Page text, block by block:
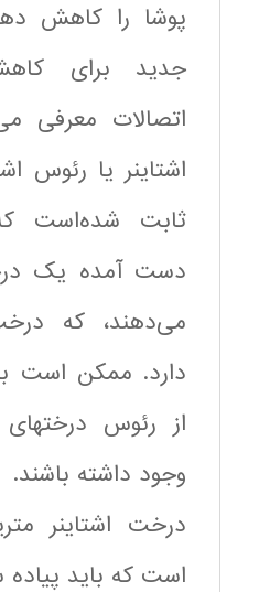
پوشا را کاهش
جدید برای
اتصالات معرفی
اشتاینر یا رئوس
ثابت شده‌است
دست آمده یک
می‌دهند، که
دارد. ممکن است
از رئوس درختهای
وجود داشته باشند.
درخت اشتاینر
است که باید